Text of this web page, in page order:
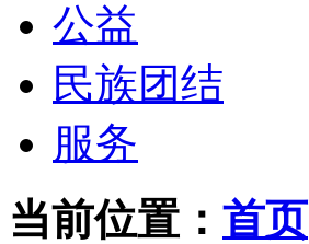
公益
民族团结
服务
当前位置： 首页